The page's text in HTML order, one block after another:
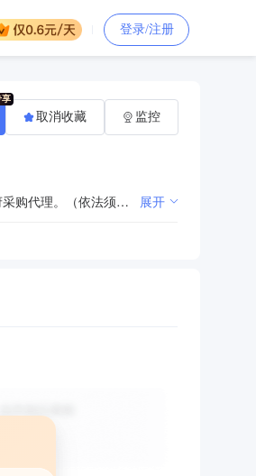
登录/注册
建设项目可行性研究投资估算，工程预算、决算的编制和审核，工程造价咨询服务，招标代理，工程投资咨询，工程项目管理，政府采购代理。（依法须经批准的项目，经相关部门批准后方可开展经营活动） 展开
取消收藏 监控